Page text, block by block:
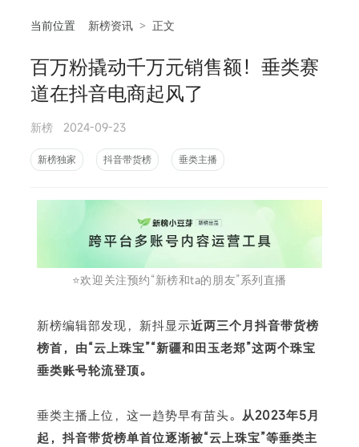
当前位置 新榜资讯 > 正文
百万粉撬动千万元销售额！垂类赛
道在抖音电商起风了
新榜 2024-09-23
新榜独家 抖音带货榜 垂类主播
⭐️欢迎关注预约“新榜和ta的朋友”系列直播
新榜编辑部发现，新抖显示近两三个月抖音带货榜
榜首，由“云上珠宝”“新疆和田玉老郑”这两个珠宝
垂类账号轮流登顶。
垂类主播上位，这一趋势早有苗头。 从2023年5月
起，抖音带货榜单首位逐渐被“云上珠宝”等垂类主